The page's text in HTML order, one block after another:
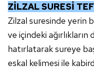
ZİLZAL SURESİ
Zilzal suresinde yerin
ve içindeki ağırlıkların
hatırlatarak sureye
eskal kelimesi ile